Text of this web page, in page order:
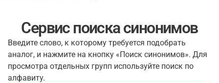
Сервис поиска синонимов
Введите слово, к которому требуется подобрать
аналог, и нажмите на кнопку «Поиск синонимов». Для
просмотра отдельных групп используйте поиск по
алфавиту.